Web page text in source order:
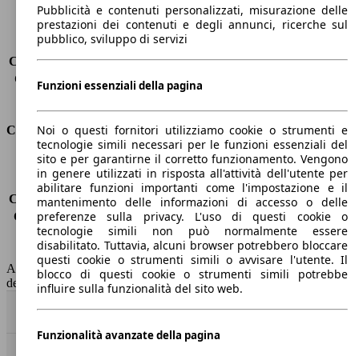
Porte
5
Sedili
5
Carico sul tetto
-
Capacità di traino (senza freni) -
Capacità di traino (con freni)
338 - 1225 l
Consumi
Emissioni di CO2*
-
Consumo (urbano)
-
Consumo (extra-urbano) -
Consumo (combinato)*
-
Classe di emissione
nessuna connessione (0033)
Capacità del serbatoio
-
AutoScout24 non si assume alcuna responsabilità per la correttezza
dei dati.
Torna su
Pubblicità e contenuti personalizzati, misurazione delle
prestazioni dei contenuti e degli annunci, ricerche sul
pubblico, sviluppo di servizi
Funzioni essenziali della pagina
Noi o questi fornitori utilizziamo cookie o strumenti e
tecnologie simili necessari per le funzioni essenziali del
sito e per garantirne il corretto funzionamento. Vengono
in genere utilizzati in risposta all'attività dell'utente per
abilitare funzioni importanti come l'impostazione e il
mantenimento delle informazioni di accesso o delle
preferenze sulla privacy. L'uso di questi cookie o
tecnologie simili non può normalmente essere
disabilitato. Tuttavia, alcuni browser potrebbero bloccare
questi cookie o strumenti simili o avvisare l'utente. Il
blocco di questi cookie o strumenti simili potrebbe
influire sulla funzionalità del sito web.
Funzionalità avanzate della pagina